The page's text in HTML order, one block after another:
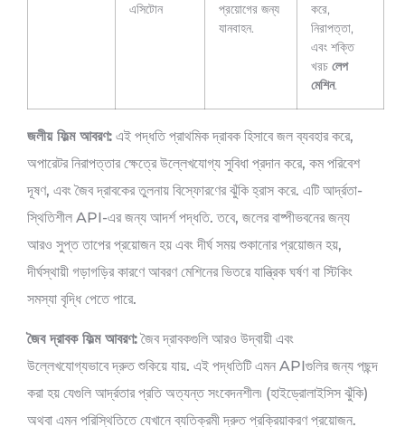
এসিটোন
প্রয়োগের জন্য
যানবাহন.
করে,
নিরাপত্তা,
এবং শক্তি
খরচ লেপ
মেশিন.
জলীয় ফিল্ম আবরণ: এই পদ্ধতি প্রাথমিক দ্রাবক হিসাবে জল ব্যবহার করে,
অপারেটর নিরাপত্তার ক্ষেত্রে উল্লেখযোগ্য সুবিধা প্রদান করে, কম পরিবেশ
দূষণ, এবং জৈব দ্রাবকের তুলনায় বিস্ফোরণের ঝুঁকি হ্রাস করে. এটি আর্দ্রতা-
স্থিতিশীল API-এর জন্য আদর্শ পদ্ধতি. তবে, জলের বাষ্পীভবনের জন্য
আরও সুপ্ত তাপের প্রয়োজন হয় এবং দীর্ঘ সময় শুকানোর প্রয়োজন হয়,
দীর্ঘস্থায়ী গড়াগড়ির কারণে আবরণ মেশিনের ভিতরে যান্ত্রিক ঘর্ষণ বা স্টিকিং
সমস্যা বৃদ্ধি পেতে পারে.
জৈব দ্রাবক ফিল্ম আবরণ:জৈব দ্রাবকগুলি আরও উদ্বায়ী এবং
উল্লেখযোগ্যভাবে দ্রুত শুকিয়ে যায়. এই পদ্ধতিটি এমন APIগুলির জন্য পছন্দ
করা হয় যেগুলি আর্দ্রতার প্রতি অত্যন্ত সংবেদনশীল৷ (হাইড্রোলাইসিস ঝুঁকি)
অথবা এমন পরিস্থিতিতে যেখানে ব্যতিক্রমী দ্রুত প্রক্রিয়াকরণ প্রয়োজন.